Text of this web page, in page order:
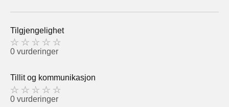
Tilgjengelighet
0 vurderinger
Tillit og kommunikasjon
0 vurderinger